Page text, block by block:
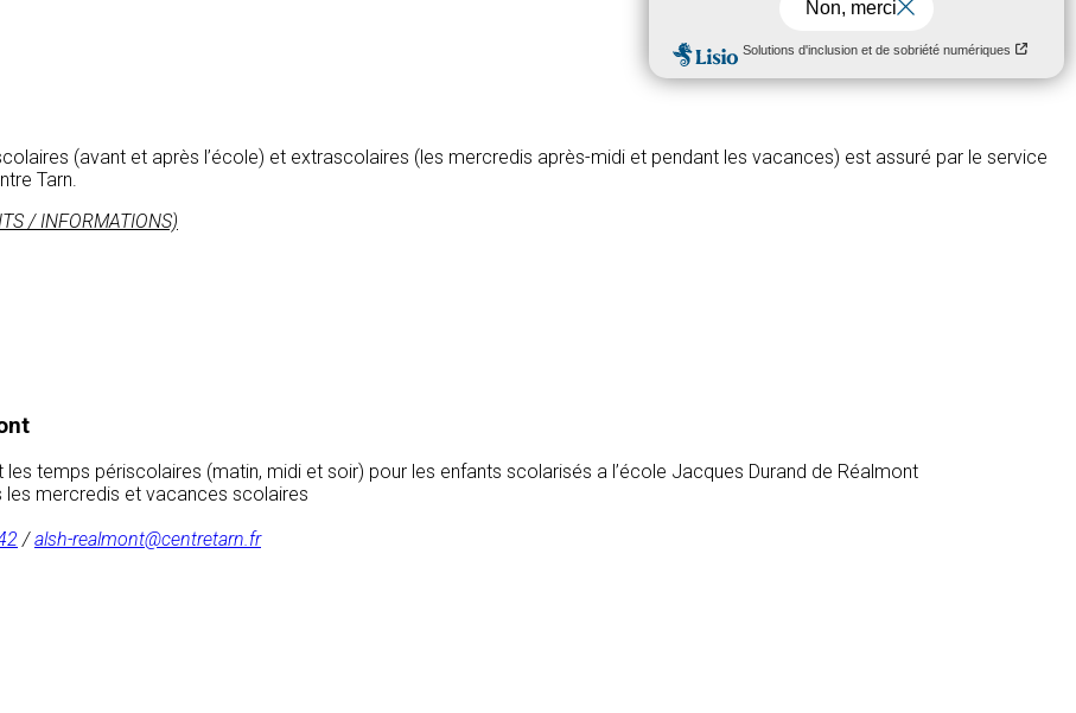
(avant et après l’école) et extrascolaires (les mercredis après-midi et pendant les vacances) est assuré par le service
Tarn.
/ INFORMATIONS)
temps périscolaires (matin, midi et soir) pour les enfants scolarisés a l’école Jacques Durand de Réalmont
les mercredis et vacances scolaires
/alsh-realmont@centretarn.fr